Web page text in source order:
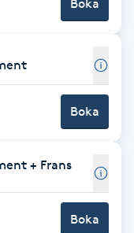
Boka
Boka
+ Frans
Boka